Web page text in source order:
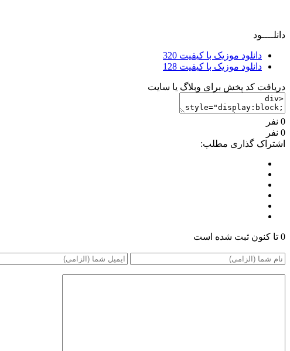
دانلــــود
دانلود موزیک با کیفیت 320
دانلود موزیک با کیفیت 128
دریافت کد پخش برای وبلاگ یا سایت
0 نفر
0 نفر
اشتراک گذاری مطلب:
0 تا کنون ثبت شده است